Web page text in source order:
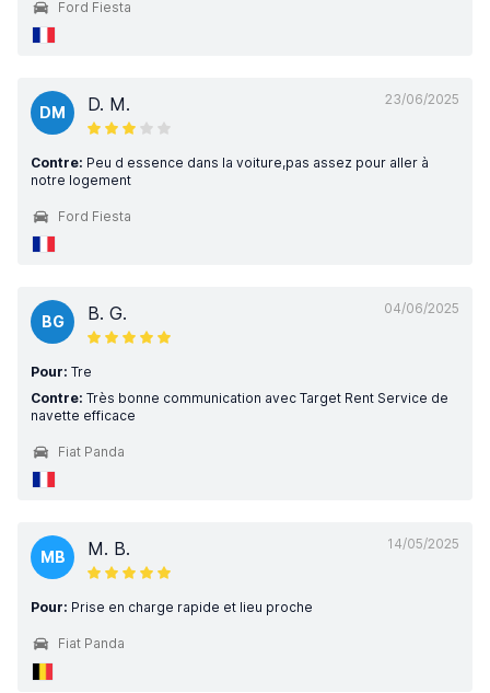
Ford Fiesta
23/06/2025
DM D. M.
Contre: Peu d essence dans la voiture,pas assez pour aller à
notre logement
Ford Fiesta
04/06/2025
BG B. G.
Pour: Tre
Contre: Très bonne communication avec Target Rent Service de
navette efficace
Fiat Panda
14/05/2025
MB M. B.
Pour: Prise en charge rapide et lieu proche
Fiat Panda